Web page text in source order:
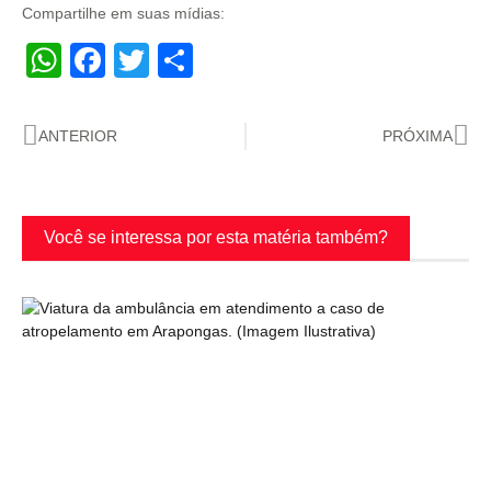
Compartilhe em suas mídias:
WhatsApp
Facebook
Twitter
ANTERIOR PRÓXIMA
Você se interessa por esta matéria também?